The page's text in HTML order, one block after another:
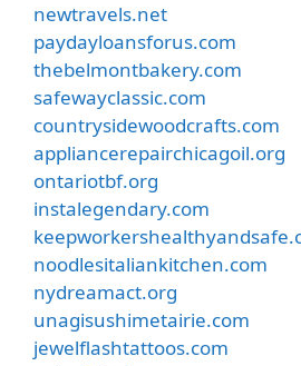
newtravels.net
paydayloansforus.com
thebelmontbakery.com
safewayclassic.com
countrysidewoodcrafts.com
appliancerepairchicagoil.org
ontariotbf.org
instalegendary.com
noodlesitaliankitchen.com
nydreamact.org
unagisushimetairie.com
jewelflashtattoos.com